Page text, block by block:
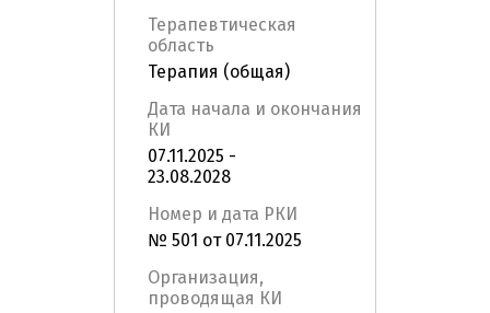
Терапевтическая
область
Терапия (общая)
Дата начала и окончания
КИ
07.11.2025 -
23.08.2028
Номер и дата РКИ
№ 501 от 07.11.2025
Организация,
проводящая КИ